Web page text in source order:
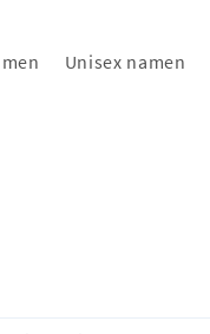
Unisex namen